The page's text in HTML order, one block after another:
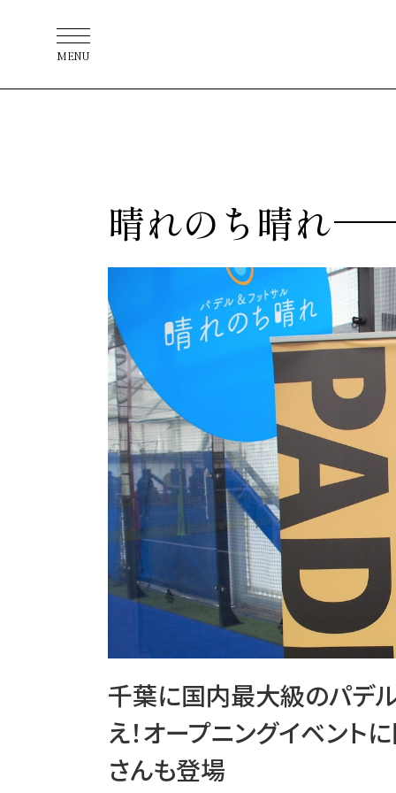
MENU
晴れのち晴れ
千葉に国内最大級のパデ
え！オープニングイベント
さんも登場